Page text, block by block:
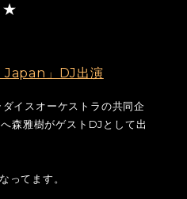
」DJ出演
イスオーケストラの共同企
森雅樹がゲストDJとして出
ってます。